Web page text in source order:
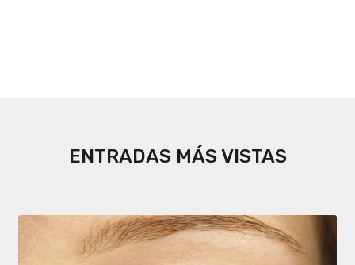
ENTRADAS MÁS VISTAS